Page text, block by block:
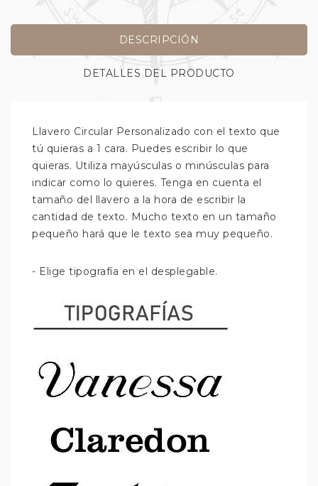
DESCRIPCIÓN
DETALLES DEL PRODUCTO
Llavero Circular Personalizado con el texto que
tú quieras a 1 cara. Puedes escribir lo que
quieras. Utiliza mayúsculas o minúsculas para
indicar como lo quieres. Tenga en cuenta el
tamaño del llavero a la hora de escribir la
cantidad de texto. Mucho texto en un tamaño
pequeño hará que le texto sea muy pequeño.
- Elige tipografía en el desplegable.